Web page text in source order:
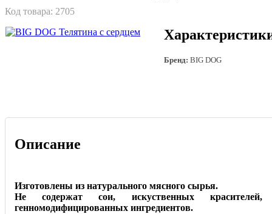
Код товара: 2705
Бренд: BIG DOG
Описание
Изготовлены из натурального мясного сырья.
Не содержат сои, искуственных красителей,
генномодифицированных ингредиентов.